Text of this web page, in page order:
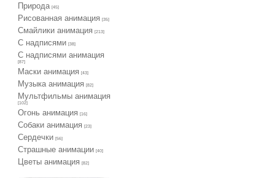
Природа [45]
Рисованная анимация [35]
Смайлики анимация [213]
С надписями [38]
С надписями анимация
[87]
Маски анимация [43]
Музыка анимация [82]
Мультфильмы анимация
[102]
Огонь анимация [16]
Собаки анимация [23]
Сердечки [56]
Страшные анимации [40]
Цветы анимация [82]